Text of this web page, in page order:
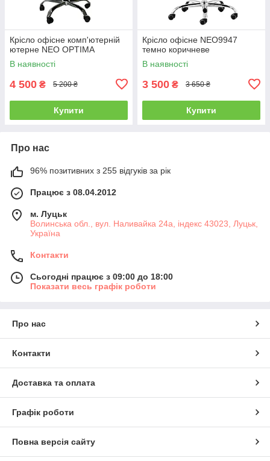
Крісло офісне комп'ютерній
ютерне NEO OPTIMA
В наявності
4 500 ₴ 5 200 ₴
Купити
Крісло офісне NEO9947
темно коричневе
В наявності
3 500 ₴ 3 650 ₴
Купити
Про нас
96% позитивних з 255 відгуків за рік
Працює з 08.04.2012
м. Луцьк
Волинська обл., вул. Наливайка 24а, індекс 43023, Луцьк,
Україна
Контакти
Сьогодні працює з 09:00 до 18:00
Показати весь графік роботи
Про нас
Контакти
Доставка та оплата
Графік роботи
Повна версія сайту